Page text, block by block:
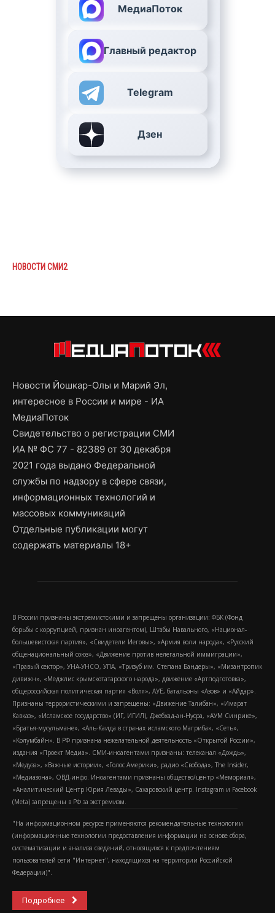
МедиаПоток
Главный редактор
Telegram
Дзен
НОВОСТИ СМИ2
Новости Йошкар-Олы и Марий Эл,
интересное в России и мире - ИА
МедиаПоток
Свидетельство о регистрации СМИ
ИА № ФС 77 - 82389 от 30 декабря
2021 года выдано Федеральной
службы по надзору в сфере связи,
информационных технологий и
массовых коммуникаций
Отдельные публикации могут
содержать материалы 18+
В России признаны экстремистскими и запрещены организации: ФБК (Фонд
борьбы с коррупцией, признан иноагентом), Штабы Навального, «Национал-
большевистская партия», «Свидетели Иеговы», «Армия воли народа», «Русский
общенациональный союз», «Движение против нелегальной иммиграции»,
«Правый сектор», УНА-УНСО, УПА, «Тризуб им. Степана Бандеры», «Мизантропик
дивижн», «Меджлис крымскотатарского народа», движение «Артподготовка»,
общероссийская политическая партия «Воля», АУЕ, батальоны «Азов» и «Айдар».
Признаны террористическими и запрещены: «Движение Талибан», «Имарат
Кавказ», «Исламское государство» (ИГ, ИГИЛ), Джебхад-ан-Нусра, «АУМ Синрике»,
«Братья-мусульмане», «Аль-Каида в странах исламского Магриба», «Сеть»,
«Колумбайн». В РФ признана нежелательной деятельность «Открытой России»,
издания «Проект Медиа». СМИ-иноагентами признаны: телеканал «Дождь»,
«Медуза», «Важные истории», «Голос Америки», радио «Свобода», The Insider,
«Медиазона», ОВД-инфо. Иноагентами признаны общество/центр «Мемориал»,
«Аналитический Центр Юрия Левады», Сахаровский центр. Instagram и Facebook
(Metа) запрещены в РФ за экстремизм.
"На информационном ресурсе применяются рекомендательные технологии
(информационные технологии предоставления информации на основе сбора,
систематизации и анализа сведений, относящихся к предпочтениям
пользователей сети "Интернет", находящихся на территории Российской
Федерации)".
Подробнее